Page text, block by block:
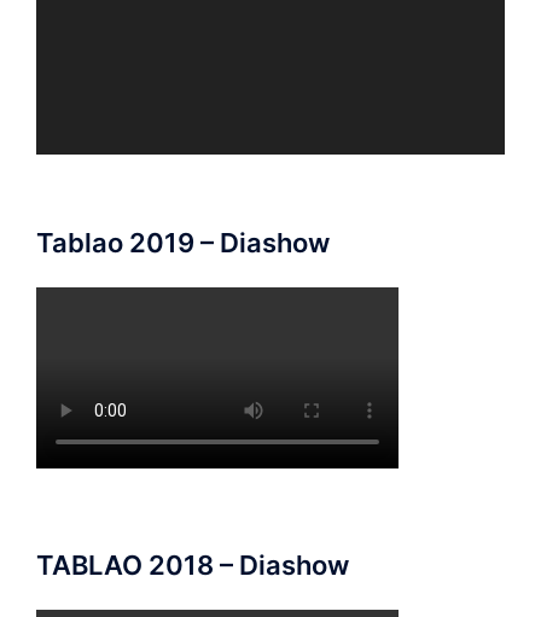
Tablao 2019 – Diashow
TABLAO 2018 – Diashow